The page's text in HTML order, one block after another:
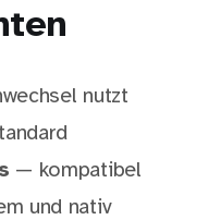
nutzt
— kompatibel
und nativ